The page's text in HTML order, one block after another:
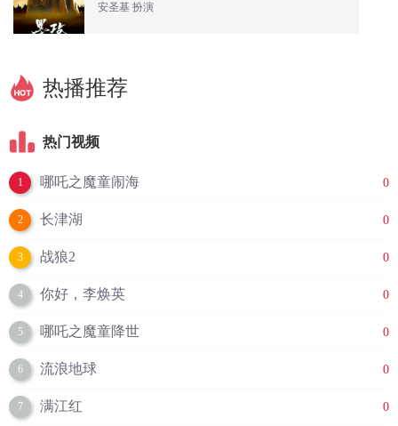
安圣基 扮演
热播推荐
热门视频
1 哪吒之魔童闹海 0
2 长津湖 0
3 战狼2 0
4 你好，李焕英 0
5 哪吒之魔童降世 0
6 流浪地球 0
7 满江红 0